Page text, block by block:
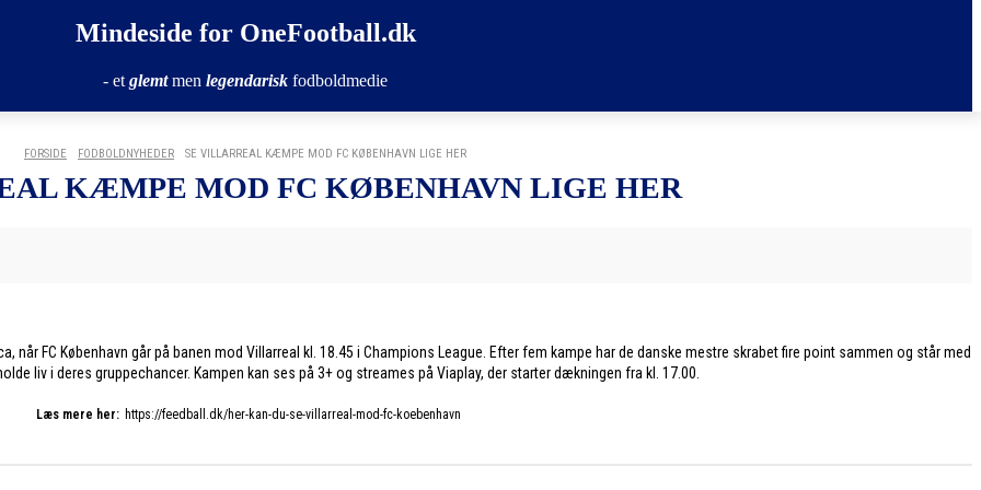
Mindeside for OneFootball.dk
- et glemtmen legendarisk fodboldmedie
FORSIDE FODBOLDNYHEDER SE VILLARREAL KÆMPE MOD FC KØBENHAVN LIGE HER
KÆMPE MOD FC KØBENHAVN LIGE HER
når FC København går på banen mod Villarreal kl. 18.45 i Champions League. Efter fem kampe har de danske mestre skrabet fire point sammen og står med
liv i deres gruppechancer. Kampen kan ses på 3+ og streames på Viaplay, der starter dækningen fra kl. 17.00.
Læs mere her: https://feedball.dk/her-kan-du-se-villarreal-mod-fc-koebenhavn